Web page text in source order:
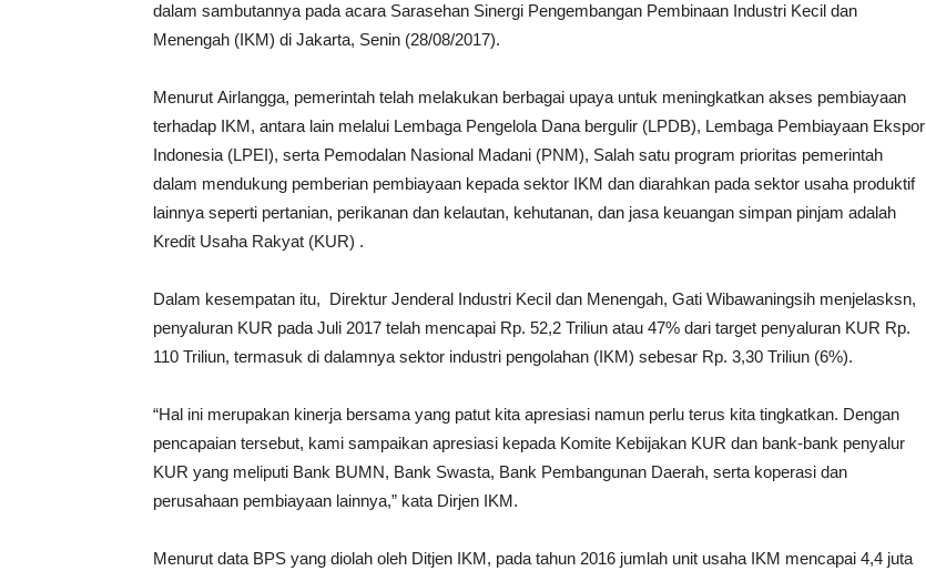
dalam sambutannya pada acara Sarasehan Sinergi Pengembangan Pembinaan Industri Kecil dan
Menengah (IKM) di Jakarta, Senin (28/08/2017).
Menurut Airlangga, pemerintah telah melakukan berbagai upaya untuk meningkatkan akses pembiayaan
terhadap IKM, antara lain melalui Lembaga Pengelola Dana bergulir (LPDB), Lembaga Pembiayaan Ekspor
Indonesia (LPEI), serta Pemodalan Nasional Madani (PNM), Salah satu program prioritas pemerintah
dalam mendukung pemberian pembiayaan kepada sektor IKM dan diarahkan pada sektor usaha produktif
lainnya seperti pertanian, perikanan dan kelautan, kehutanan, dan jasa keuangan simpan pinjam adalah
Kredit Usaha Rakyat (KUR) .
Dalam kesempatan itu, Direktur Jenderal Industri Kecil dan Menengah, Gati Wibawaningsih menjelasksn,
penyaluran KUR pada Juli 2017 telah mencapai Rp. 52,2 Triliun atau 47% dari target penyaluran KUR Rp.
110 Triliun, termasuk di dalamnya sektor industri pengolahan (IKM) sebesar Rp. 3,30 Triliun (6%).
“Hal ini merupakan kinerja bersama yang patut kita apresiasi namun perlu terus kita tingkatkan. Dengan
pencapaian tersebut, kami sampaikan apresiasi kepada Komite Kebijakan KUR dan bank-bank penyalur
KUR yang meliputi Bank BUMN, Bank Swasta, Bank Pembangunan Daerah, serta koperasi dan
perusahaan pembiayaan lainnya,” kata Dirjen IKM.
Menurut data BPS yang diolah oleh Ditjen IKM, pada tahun 2016 jumlah unit usaha IKM mencapai 4,4 juta